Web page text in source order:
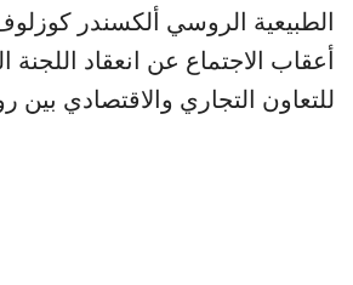
الطبيعية الروسي ألكسندر
أعقاب الاجتماع عن انعقاد اللجنة
للتعاون التجاري والاقتصادي بين